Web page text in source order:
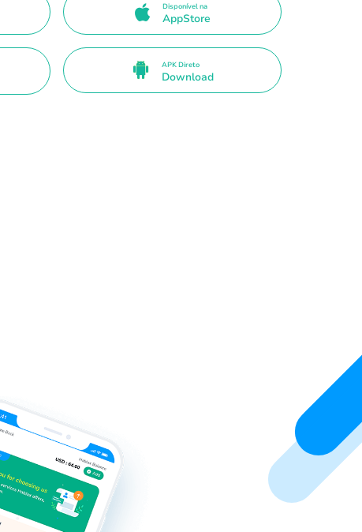
Disponível na
AppStore
APK Direto
Download